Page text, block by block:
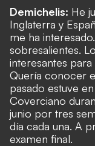
Demichelis: He
Inglaterra y
me ha
sobresalientes.
interesantes
Quería conocer
pasado estuve
Coverciano
junio por tres
día cada una. A
examen final.